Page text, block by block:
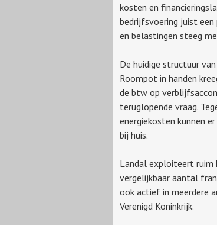
kosten en
bedrijfsvoering juist
en belastingen steeg
De huidige structuur
Roompot in handen
de btw op
teruglopende vraag.
energiekosten kunnen
bij huis.
Landal exploiteert ruim
vergelijkbaar aantal
ook actief in meerdere
Verenigd Koninkrijk.